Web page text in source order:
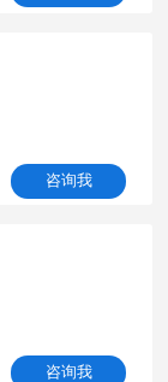
咨询我
咨询我